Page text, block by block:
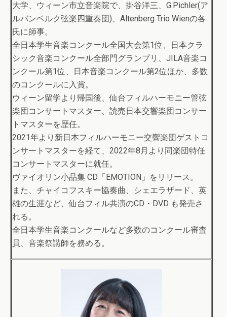
大学、ウィーン市立音楽院で、掛谷洋三、G.Pichler(ア
ルバンベルク弦楽四重奏団)、Altenberg Trio Wienの各
氏に師事。
全日本学生音楽コンクール全国大会第1位、日本クラ
シック音楽コンクール全部門グランプリ、JILA音楽コ
ンクール第1位、日本音楽コンクール第2位ほか、多数
のコンクールに入賞。
ウィーン留学より帰国後、仙台フィルハーモニー管弦
楽団コンサートマスター、読売日本交響楽団コンサー
トマスターを歴任。
2021年より新日本フィルハーモニー交響楽団ゲストコ
ンサートマスターを経て、2022年8月より同楽団特任
コンサートマスターに就任。
ヴァイオリン小品集 CD「EMOTION」をリリース。
また、チャイコフスキー協奏曲、シェエラザード、英
雄の生涯など、仙台フィル共演のCD・DVD も発売さ
れる。
全日本学生音楽コンクールなど多数のコンクール審査
員、音楽祭講師を務める。